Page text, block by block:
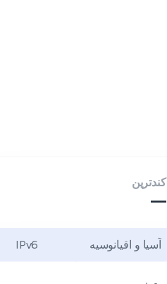
کندترین
—
آسیا و اقیانوسیه IPv6